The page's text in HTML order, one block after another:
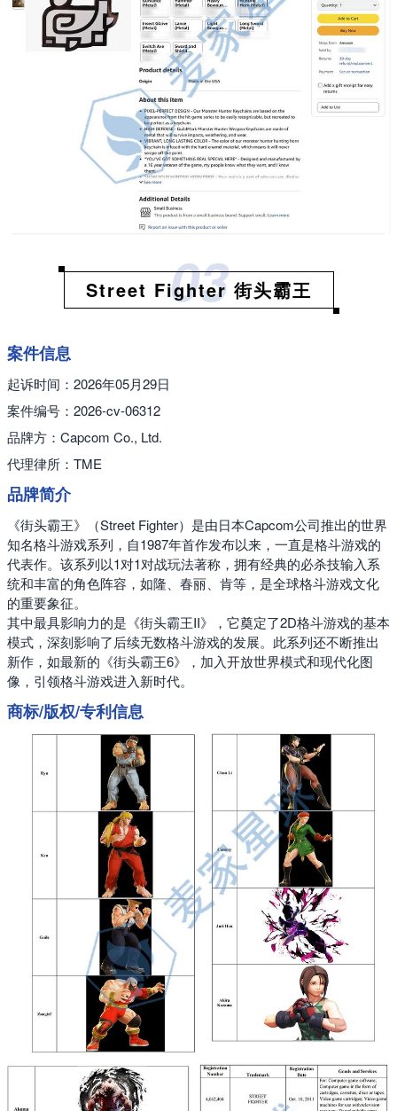
03
Street Fighter 街头霸王
案件信息
起诉时间：2026年05月29日
案件编号：2026-cv-06312
品牌方：Capcom Co., Ltd.
代理律所：TME
品牌简介
《街头霸王》（Street Fighter）是由日本Capcom公司推出的世界
知名格斗游戏系列，自1987年首作发布以来，一直是格斗游戏的
代表作。该系列以1对1对战玩法著称，拥有经典的必杀技输入系
统和丰富的角色阵容，如隆、春丽、肯等，是全球格斗游戏文化
的重要象征。
其中最具影响力的是《街头霸王II》，它奠定了2D格斗游戏的基本
模式，深刻影响了后续无数格斗游戏的发展。此系列还不断推出
新作，如最新的《街头霸王6》，加入开放世界模式和现代化图
像，引领格斗游戏进入新时代。
商标/版权/专利信息